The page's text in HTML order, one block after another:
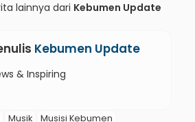
lainnya dari Kebumen Update
Kebumen Update
& Inspiring
Musik Musisi Kebumen